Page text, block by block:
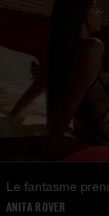
Le fantasme
ANITA ROVER